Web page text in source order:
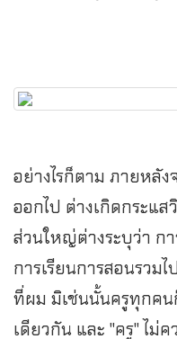
อย่างไรก็ตาม ภายหลัง
ออกไป ต่างเกิดกระแ
ส่วนใหญ่ต่างระบุว่า ก
การเรียนการสอนรวมไ
ที่ผม มิเช่นนั้นครูทุกคน
เดียวกัน และ "ครู" ไม่